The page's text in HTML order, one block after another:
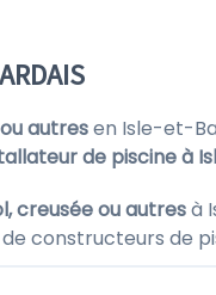
autresen Isle-et-
de piscine à
creusée ou autresà
constructeurs de